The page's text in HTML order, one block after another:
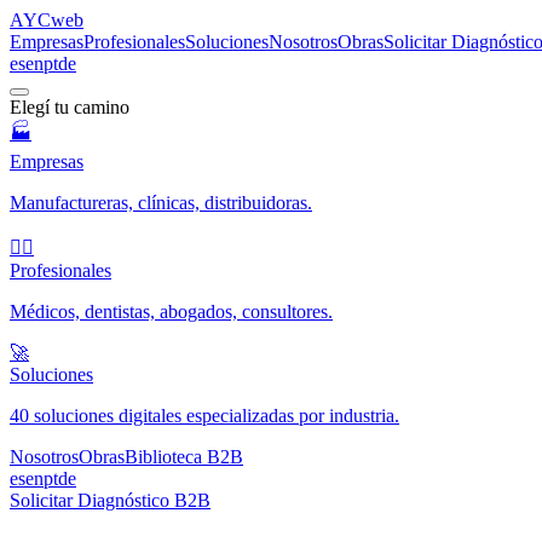
AYCweb
EmpresasProfesionalesSolucionesNosotrosObrasSolicitar
esenptde
Elegí tu camino
🏭
Empresas
Manufactureras, clínicas, distribuidoras.
🧑‍⚕️
Profesionales
Médicos, dentistas, abogados, consultores.
🚀
Soluciones
40 soluciones digitales especializadas por industria.
NosotrosObrasBiblioteca B2B
esenptde
Solicitar Diagnóstico B2B